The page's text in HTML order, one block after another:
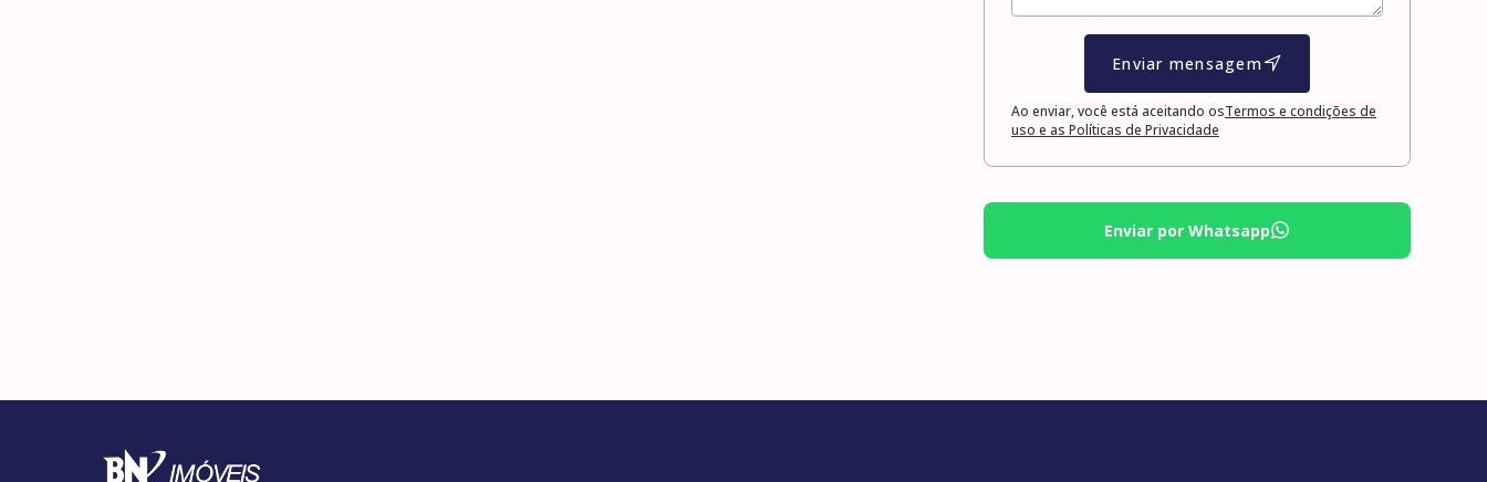
Enviar mensagem
Ao enviar, você está aceitando osTermos e condições de
uso e as Políticas de Privacidade
Enviar por Whatsapp